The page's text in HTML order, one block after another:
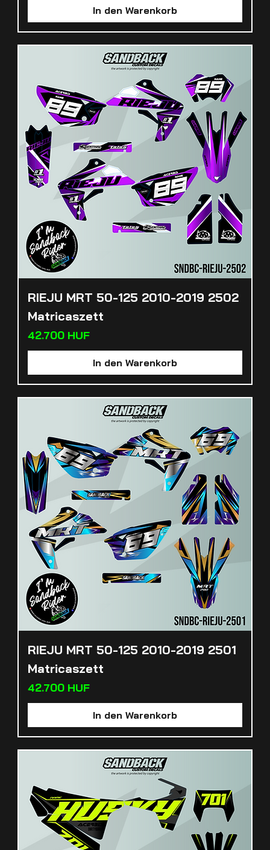
In den Warenkorb
RIEJU MRT 50-125 2010-2019 2502
Matricaszett
Preis
42.700 HUF
In den Warenkorb
RIEJU MRT 50-125 2010-2019 2501
Matricaszett
Preis
42.700 HUF
In den Warenkorb